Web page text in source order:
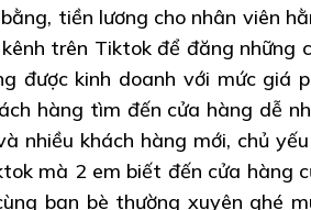
tiền lương cho nhân viên
trên Tiktok để đăng những
được kinh doanh với mức giá
hàng tìm đến cửa hàng dễ
nhiều khách hàng mới, chủ
mà 2 em biết đến cửa hàng
bạn bè thường xuyên ghé